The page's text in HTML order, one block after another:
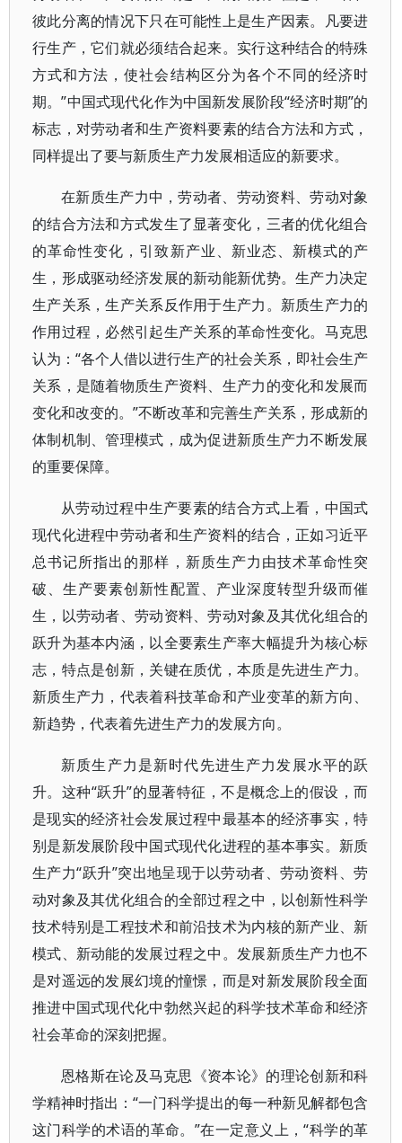
彼此分离的情况下只在可能性上是生产因素。凡要进
行生产，它们就必须结合起来。实行这种结合的特殊
方式和方法，使社会结构区分为各个不同的经济时
期。”中国式现代化作为中国新发展阶段“经济时期”的
标志，对劳动者和生产资料要素的结合方法和方式，
同样提出了要与新质生产力发展相适应的新要求。
在新质生产力中，劳动者、劳动资料、劳动对象
的结合方法和方式发生了显著变化，三者的优化组合
的革命性变化，引致新产业、新业态、新模式的产
生，形成驱动经济发展的新动能新优势。生产力决定
生产关系，生产关系反作用于生产力。新质生产力的
作用过程，必然引起生产关系的革命性变化。马克思
认为：“各个人借以进行生产的社会关系，即社会生产
关系，是随着物质生产资料、生产力的变化和发展而
变化和改变的。”不断改革和完善生产关系，形成新的
体制机制、管理模式，成为促进新质生产力不断发展
的重要保障。
从劳动过程中生产要素的结合方式上看，中国式
现代化进程中劳动者和生产资料的结合，正如习近平
总书记所指出的那样，新质生产力由技术革命性突
破、生产要素创新性配置、产业深度转型升级而催
生，以劳动者、劳动资料、劳动对象及其优化组合的
跃升为基本内涵，以全要素生产率大幅提升为核心标
志，特点是创新，关键在质优，本质是先进生产力。
新质生产力，代表着科技革命和产业变革的新方向、
新趋势，代表着先进生产力的发展方向。
新质生产力是新时代先进生产力发展水平的跃
升。这种“跃升”的显著特征，不是概念上的假设，而
是现实的经济社会发展过程中最基本的经济事实，特
别是新发展阶段中国式现代化进程的基本事实。新质
生产力“跃升”突出地呈现于以劳动者、劳动资料、劳
动对象及其优化组合的全部过程之中，以创新性科学
技术特别是工程技术和前沿技术为内核的新产业、新
模式、新动能的发展过程之中。发展新质生产力也不
是对遥远的发展幻境的憧憬，而是对新发展阶段全面
推进中国式现代化中勃然兴起的科学技术革命和经济
社会革命的深刻把握。
恩格斯在论及马克思《资本论》的理论创新和科
学精神时指出：“一门科学提出的每一种新见解都包含
这门科学的术语的革命。”在一定意义上，“科学的革